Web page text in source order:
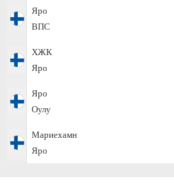
Яро
ВПС
ХЖК
Яро
Яро
Оулу
Мариехамн
Яро